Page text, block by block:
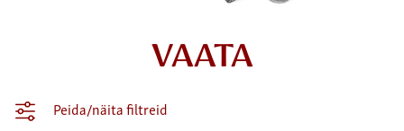
VAATA
Peida/näita filtreid